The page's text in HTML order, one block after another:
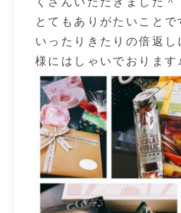
とてもありがたいことで
いったりきたりの倍返
様にはしゃいでおります